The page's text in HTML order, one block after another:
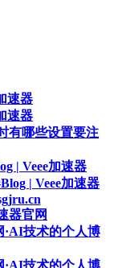
速器
速器
有哪些设置要注
| Veee加速器
Blog | Veee加速器
器官网
·AI技术的个人博